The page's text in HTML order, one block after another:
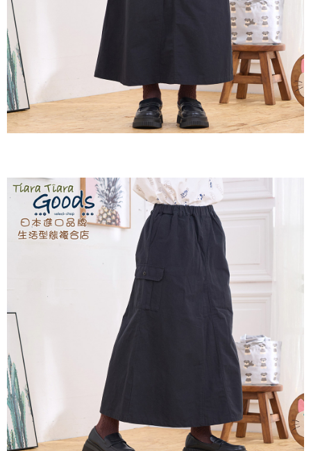
是否繳費成功／繳費後需取消欲退款等相關疑問，請聯繫「AFTEE先享後付
https://netprotections.freshdesk.com/support/home
【注意事項】
１．透過由恩沛科技股份有限公司提供之「AFTEE先享後付」服務完成之交
易，需依本服務之必要範圍內提供個人資料，並將交易相關給付款項請求債
權轉讓予恩沛科技股份有限公司。
２．關於個人資料處理事宜，請瀏覽以下網址：
https://aftee.tw/terms/#terms3
３．未成年的使用者請事先徵得法定代理人或監護人之同意方可使用
「AFTEE先享後付」，若未經同意申辦者引起之損失，本公司不負相關責
請求用戶進行身份認證。
５．嚴禁一人註冊多個帳號或使用他人資訊註冊。若發現惡意使用之情形，
恩沛科技股份有限公司將有權停止該用戶之使用額度並採取法律行動。
每筆NT$60，滿NT$2,000(含以上)免運費
黑貓宅急便(包裹尺寸60cm以下)
每筆NT$100，滿NT$2,000(含以上)免運費
黑貓宅急便(包裹尺寸90cm以下)
每筆NT$140，滿NT$2,000(含以上)免運費